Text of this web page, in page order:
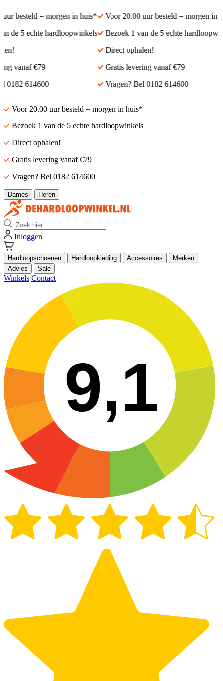
besteld = morgen in huis*
de 5 echte hardloopwinkels
vanaf €79
614600
Voor 20.00 uur besteld = morgen in
Bezoek 1 van de 5 echte
Direct ophalen!
Gratis levering vanaf €79
Vragen? Bel 0182 614600
Voor 20.00 uur besteld = morgen in huis*
Bezoek 1 van de 5 echte hardloopwinkels
Direct ophalen!
Gratis levering vanaf €79
Vragen? Bel 0182 614600
Dames Heren
Zoek
Inloggen
Hardloopschoenen Hardloopkleding Accessoires
Merken
Advies
Sale
Winkels Contact
9,1